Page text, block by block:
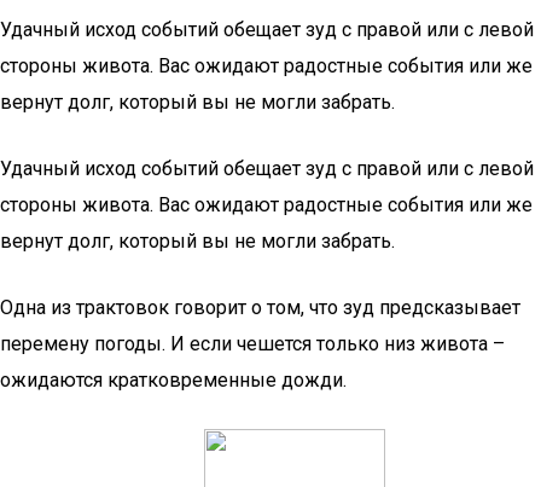
Удачный исход событий обещает зуд с правой или с левой
стороны живота. Вас ожидают радостные события или же
вернут долг, который вы не могли забрать.
Удачный исход событий обещает зуд с правой или с левой
стороны живота. Вас ожидают радостные события или же
вернут долг, который вы не могли забрать.
Одна из трактовок говорит о том, что зуд предсказывает
перемену погоды. И если чешется только низ живота –
ожидаются кратковременные дожди.